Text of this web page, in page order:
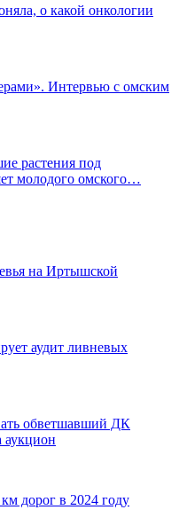
о какой онкологии
Интервью с омским
растения под
молодого омского…
на Иртышской
аудит ливневых
обветшавший ДК
аукцион
дорог в 2024 году